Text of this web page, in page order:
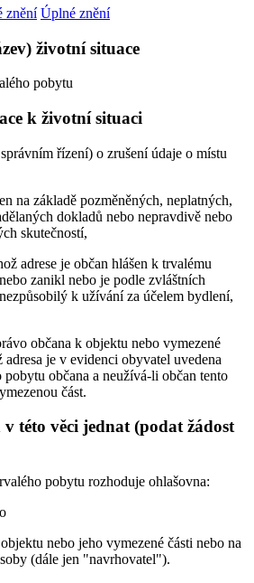
znění Úplné znění
životní situace
pobytu
k životní situaci
řízení) o zrušení údaje o místu
na základě pozměněných, neplatných,
dokladů nebo nepravdivě nebo
skutečností,
adrese je občan hlášen k trvalému
zanikl nebo je podle zvláštních
k užívání za účelem bydlení,
občana k objektu nebo vymezené
adresa je v evidenci obyvatel uvedena
občana a neužívá-li občan tento
část.
této věci jednat (podat žádost
pobytu rozhoduje ohlašovna:
nebo jeho vymezené části nebo na
(dále jen "navrhovatel").